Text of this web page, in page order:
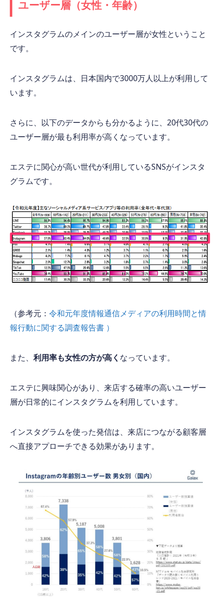
ユーザー層（女性・年齢）
インスタグラムのメインのユーザー層が女性ということ
です。
インスタグラムは、日本国内で3000万人以上が利用して
います。
さらに、以下のデータからも分かるように、20代30代の
ユーザー層が最も利用率が高くなっています。
エステに関心が高い世代が利用しているSNSがインスタ
グラムです。
（参考元： 令和元年度情報通信メディアの利用時間と情
報行動に関する調査報告書 ）
また、 利用率も女性の方が高く なっています。
エステに興味関心があり、来店する確率の高いユーザー
層が日常的にインスタグラムを利用しています。
インスタグラムを使った発信は、来店につながる顧客層
へ直接アプローチできる効果があります。